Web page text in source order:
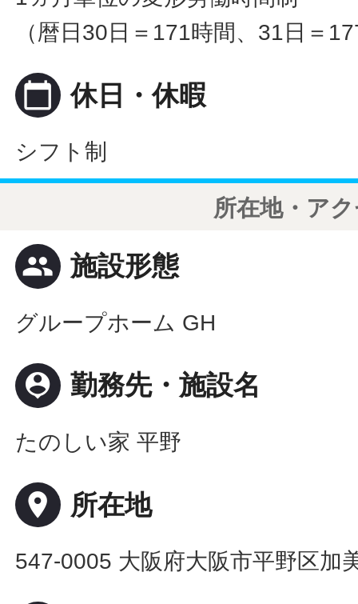
（暦日30日＝171時間、31日＝
calendar_today 休日・休暇
シフト制
所在地・ア
people 施設形態
グループホーム GH
person_pin 勤務先・施設名
たのしい家 平野
place 所在地
547-0005 大阪府大阪市平野区加